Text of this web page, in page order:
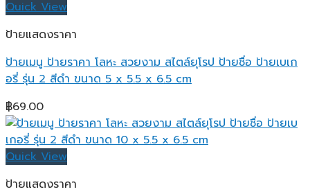
Quick View
ป้ายแสดงราคา
ป้ายเมนู ป้ายราคา โลหะ สวยงาม สไตล์ยุโรป ป้ายชื่อ ป้ายเบเก
อรี่ รุ่น 2 สีดำ ขนาด 5 x 5.5 x 6.5 cm
฿69.00
Quick View
ป้ายแสดงราคา